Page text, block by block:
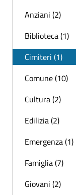
Anziani (2)
Biblioteca (1)
Cimiteri (1)
Comune (10)
Cultura (2)
Edilizia (2)
Emergenza (1)
Famiglia (7)
Giovani (2)